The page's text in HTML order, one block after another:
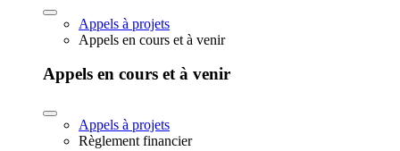
Appels à projets
Appels en cours et à venir
Appels en cours et à venir
Appels à projets
Règlement financier